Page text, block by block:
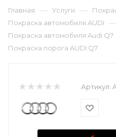
Главная — Услуги —
Покраска автомобиля AUDI —
Покраска автомобиля Audi Q7
Покраска порога AUDI Q7
Артикул: